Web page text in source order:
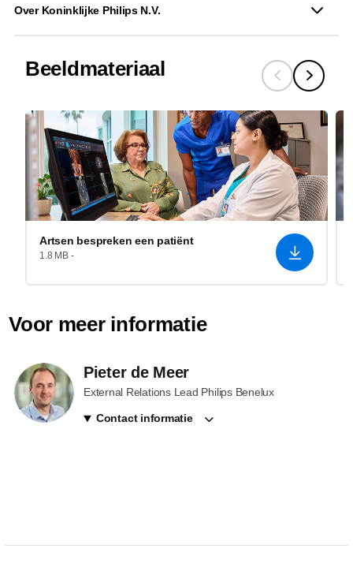
Over Koninklijke Philips N.V.
Beeldmateriaal
Artsen bespreken een patiënt
1.8 MB -
Voor meer informatie
Pieter de Meer
External Relations Lead Philips Benelux
Contact informatie